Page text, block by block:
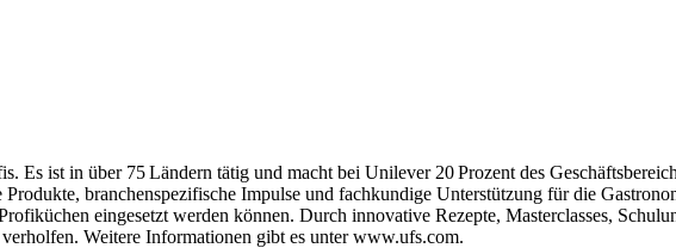
ist in über 75 Ländern tätig und macht bei Unilever 20 Prozent des
branchenspezifische Impulse und fachkundige Unterstützung für die
eingesetzt werden können. Durch innovative Rezepte, Masterclasses,
Weitere Informationen gibt es unter www.ufs.com.